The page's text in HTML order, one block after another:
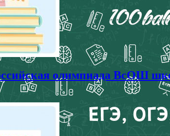
олимпиада ВсОШ